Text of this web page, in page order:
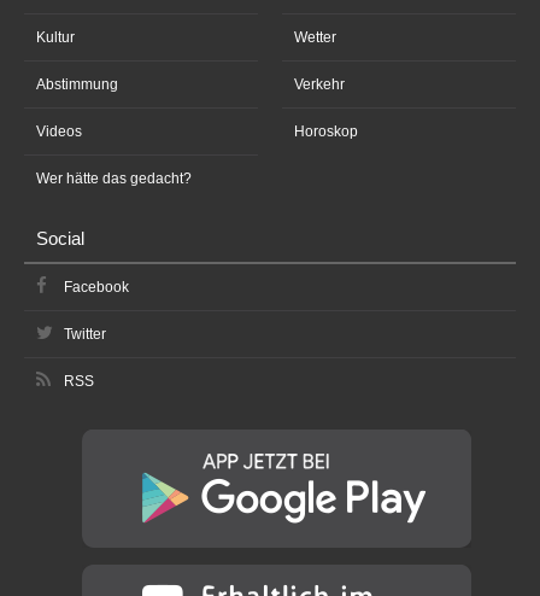
Kultur
Abstimmung
Videos
Wer hätte das gedacht?
Wetter
Verkehr
Horoskop
Social
Facebook
Twitter
RSS